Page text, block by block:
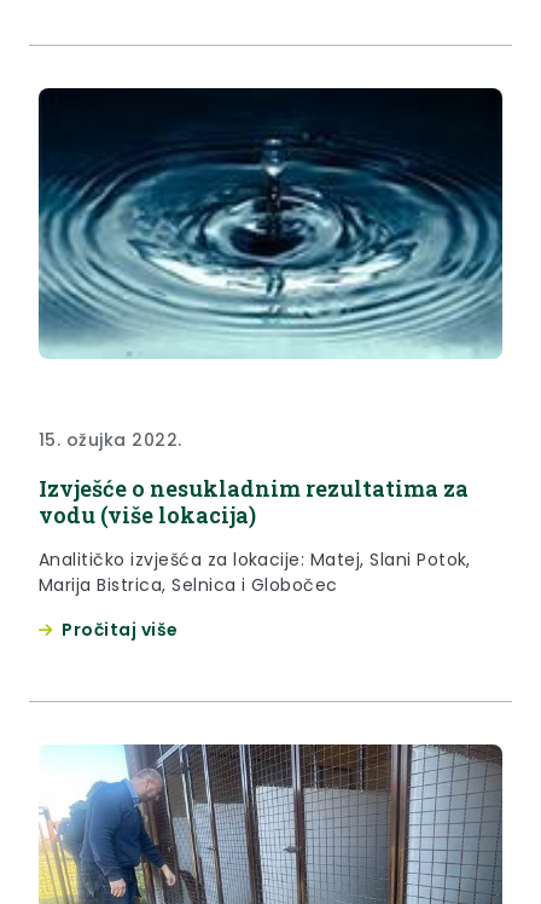
15. ožujka 2022.
Izvješće o nesukladnim rezultatima za
vodu (više lokacija)
Analitičko izvješća za lokacije: Matej, Slani Potok,
Marija Bistrica, Selnica i Globočec
Pročitaj više